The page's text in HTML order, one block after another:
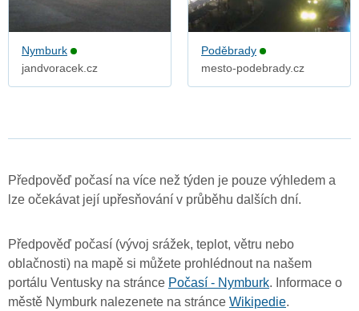
Nymburk
jandvoracek.cz
Poděbrady
mesto-podebrady.cz
Předpověď počasí na více než týden je pouze výhledem a
lze očekávat její upřesňování v průběhu dalších dní.
Předpověď počasí (vývoj srážek, teplot, větru nebo
oblačnosti) na mapě si můžete prohlédnout na našem
portálu Ventusky na stránce Počasí - Nymburk. Informace o
městě Nymburk nalezenete na stránce Wikipedie.